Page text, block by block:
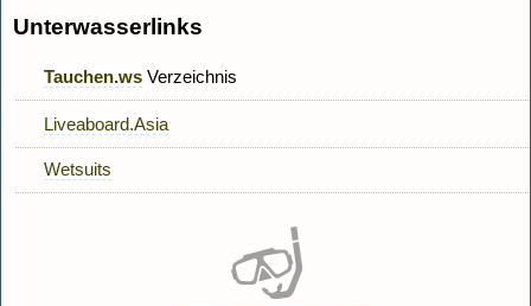
Unterwasserlinks
Tauchen.ws Verzeichnis
Liveaboard.Asia
Wetsuits